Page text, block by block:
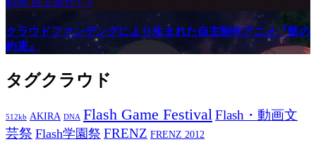
クラウドファンデングにより生まれた自主制作アニメ『藍の
約束』
タグクラウド
512kb AKIRA DNA Flash Game FestivalFlash・動画文
芸祭 Flash学園祭 FRENZ FRENZ 2012